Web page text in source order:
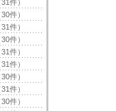
31件）
30件）
31件）
30件）
31件）
31件）
30件）
31件）
30件）